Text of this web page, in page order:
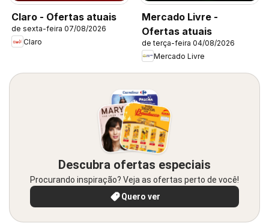
Claro - Ofertas atuais
de sexta-feira 07/08/2026
Claro
Mercado Livre -
Ofertas atuais
de terça-feira 04/08/2026
Mercado Livre
Descubra ofertas especiais
Procurando inspiração? Veja as ofertas perto de você!
Quero ver